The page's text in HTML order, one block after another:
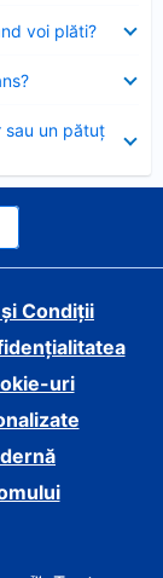
voi plăti?
sau un pătuț
Condiții
uri